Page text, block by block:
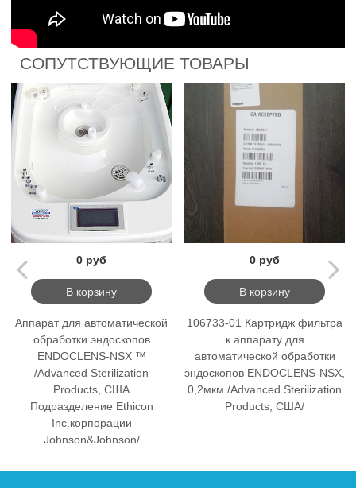
СОПУТСТВУЮЩИЕ ТОВАРЫ
0 руб
В корзину
Аппарат для автоматической
обработки эндоскопов
ENDOCLENS-NSX ™
/Advanced Sterilization
Products, США
Подразделение Ethicon
Inc.корпорации
Johnson&Johnson/
0 руб
В корзину
106733-01 Картридж фильтра
к аппарату для
автоматической обработки
эндоскопов ENDOCLENS-NSX,
0,2мкм /Advanced Sterilization
Products, США/